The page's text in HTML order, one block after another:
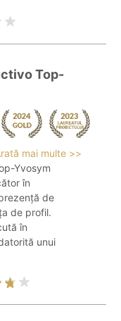
Top-
mai multe >>
Yvosym
în
de
de profil.
în
unui